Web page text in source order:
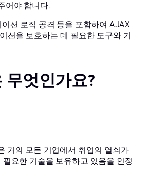
어야 합니다.
션 로직 공격 등을 포함하여 AJAX
을 보호하는 데 필요한 도구와 기
무엇인가요?
거의 모든 기업에서 취업의 열쇠가
요한 기술을 보유하고 있음을 인정